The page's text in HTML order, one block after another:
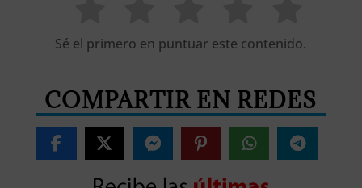
Sé el primero en puntuar este contenido.
COMPARTIR EN REDES